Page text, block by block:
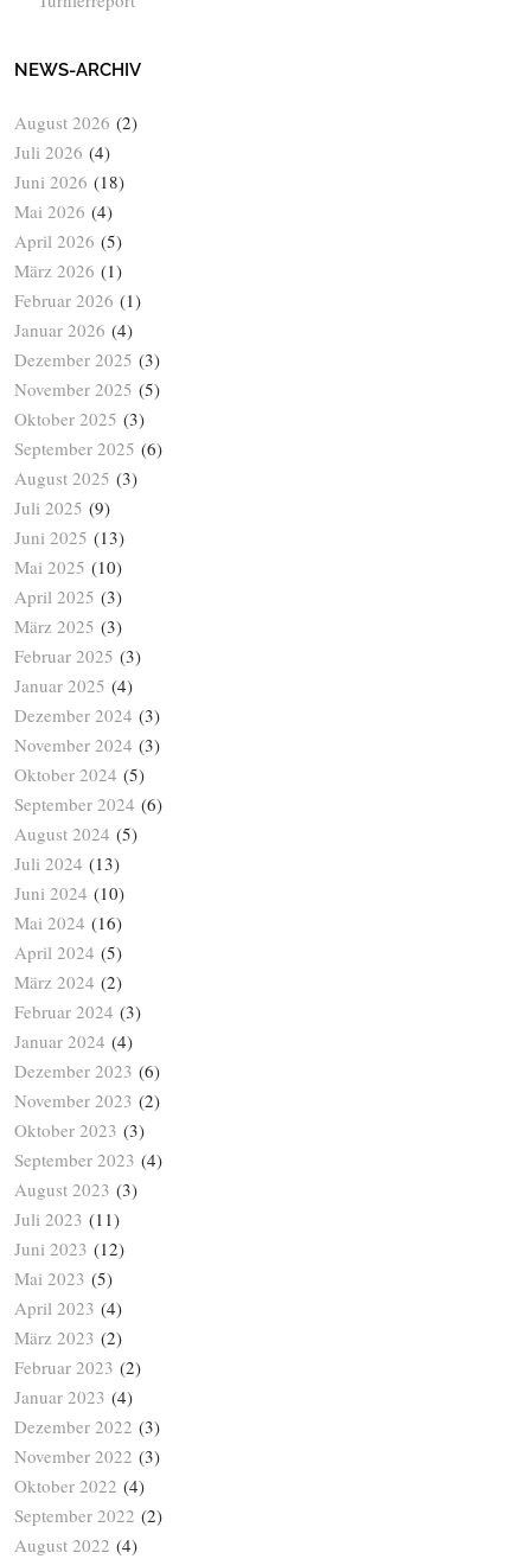
NEWS-ARCHIV
August 2026 (2)
Juli 2026 (4)
Juni 2026 (18)
Mai 2026 (4)
April 2026 (5)
März 2026 (1)
Februar 2026 (1)
Januar 2026 (4)
Dezember 2025 (3)
November 2025 (5)
Oktober 2025 (3)
September 2025 (6)
August 2025 (3)
Juli 2025 (9)
Juni 2025 (13)
Mai 2025 (10)
April 2025 (3)
März 2025 (3)
Februar 2025 (3)
Januar 2025 (4)
Dezember 2024 (3)
November 2024 (3)
Oktober 2024 (5)
September 2024 (6)
August 2024 (5)
Juli 2024 (13)
Juni 2024 (10)
Mai 2024 (16)
April 2024 (5)
März 2024 (2)
Februar 2024 (3)
Januar 2024 (4)
Dezember 2023 (6)
November 2023 (2)
Oktober 2023 (3)
September 2023 (4)
August 2023 (3)
Juli 2023 (11)
Juni 2023 (12)
Mai 2023 (5)
April 2023 (4)
März 2023 (2)
Februar 2023 (2)
Januar 2023 (4)
Dezember 2022 (3)
November 2022 (3)
Oktober 2022 (4)
September 2022 (2)
August 2022 (4)